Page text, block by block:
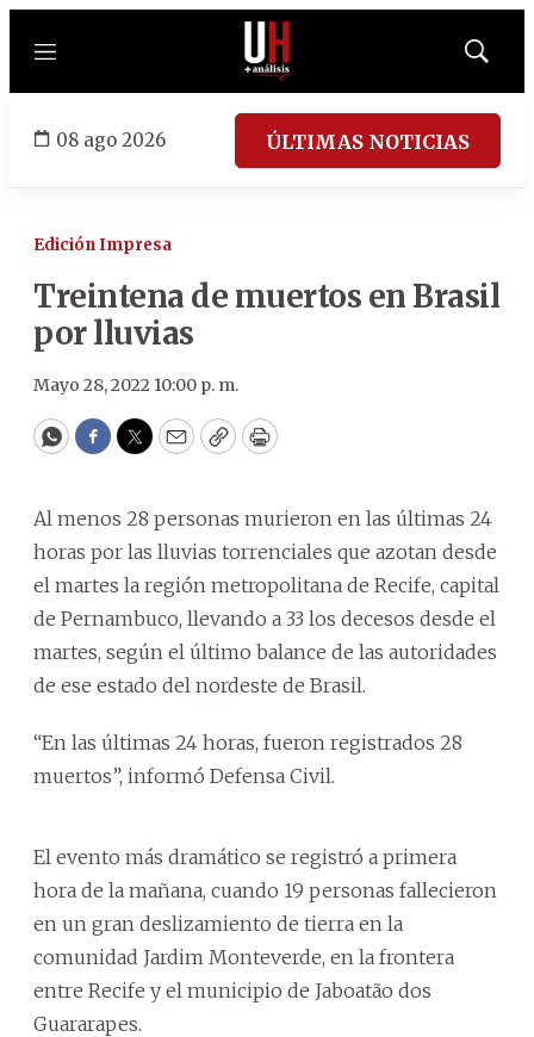
Menú
Mostrar
08 ago 2026 ÚLTIMAS NOTICIAS
Edición Impresa
Treintena de muertos en Brasil
por lluvias
Mayo 28, 2022 10:00 p. m.
WhatsApp
Facebook
Twitter
EmailCopyPrint
Al menos 28 personas murieron en las últimas 24
horas por las lluvias torrenciales que azotan desde
el martes la región metropolitana de Recife, capital
de Pernambuco, llevando a 33 los decesos desde el
martes, según el último balance de las autoridades
de ese estado del nordeste de Brasil.
“En las últimas 24 horas, fueron registrados 28
muertos”, informó Defensa Civil.
El evento más dramático se registró a primera
hora de la mañana, cuando 19 personas fallecieron
en un gran deslizamiento de tierra en la
comunidad Jardim Monteverde, en la frontera
entre Recife y el municipio de Jaboatão dos
Guararapes.